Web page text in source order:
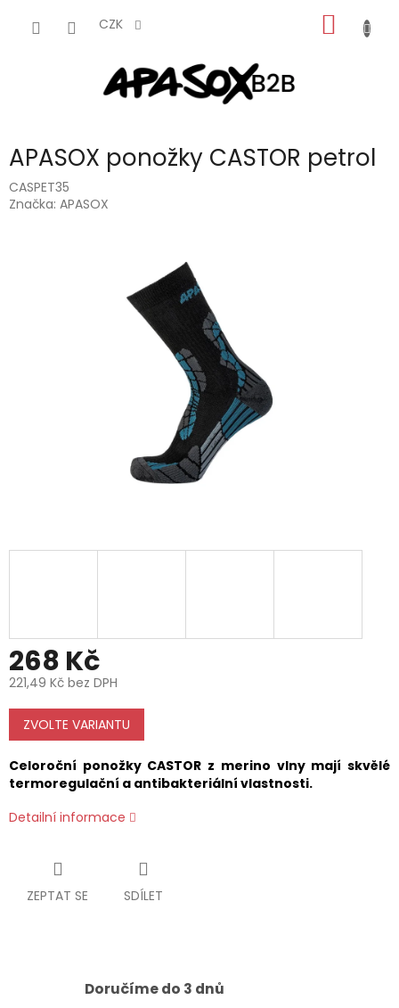
CZK
KOŠÍK
APASOX ponožky CASTOR petrol
CASPET35
Značka: APASOX
268 Kč
221,49 Kč bez DPH
Měrná
cena:
ZVOLTE VARIANTU
Celoroční ponožky CASTOR z merino vlny mají skvělé
termoregulační a antibakteriální vlastnosti.
Detailní informace
ZEPTAT SE SDÍLET
Doručíme do 3 dnů